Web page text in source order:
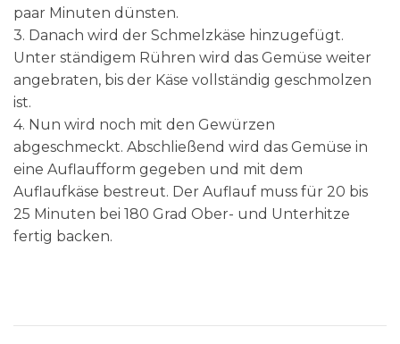
paar Minuten dünsten.
3. Danach wird der Schmelzkäse hinzugefügt.
Unter ständigem Rühren wird das Gemüse weiter
angebraten, bis der Käse vollständig geschmolzen
ist.
4. Nun wird noch mit den Gewürzen
abgeschmeckt. Abschließend wird das Gemüse in
eine Auflaufform gegeben und mit dem
Auflaufkäse bestreut. Der Auflauf muss für 20 bis
25 Minuten bei 180 Grad Ober- und Unterhitze
fertig backen.